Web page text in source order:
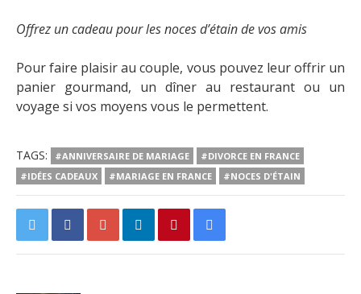
Offrez un cadeau pour les noces d’étain de vos amis
Pour faire plaisir au couple, vous pouvez leur offrir un
panier gourmand, un dîner au restaurant ou un
voyage si vos moyens vous le permettent.
TAGS: #ANNIVERSAIRE DE MARIAGE
#DIVORCE EN FRANCE
#IDÉES CADEAUX
#MARIAGE EN FRANCE #NOCES D'ÉTAIN